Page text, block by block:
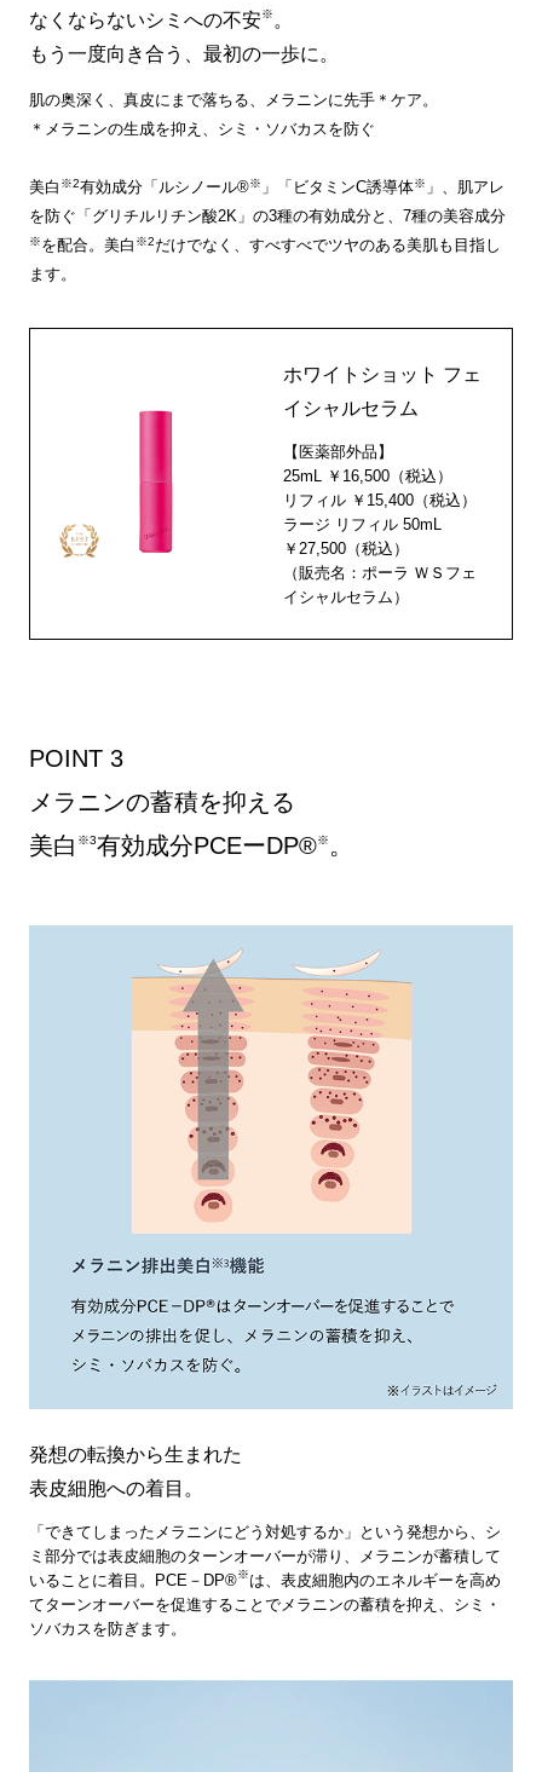
なくならないシミへの不安※ 。
もう一度向き合う、最初の一歩に。
肌の奥深く、真皮にまで落ちる、メラニンに先手＊ケア。
＊メラニンの生成を抑え、シミ・ソバカスを防ぐ
美白 ※2有効成分「ルシノール®※ 」「ビタミンC誘導体※ 」、肌アレ
を防ぐ「グリチルリチン酸2K」の3種の有効成分と、7種の美容成分
※を配合。美白 ※2だけでなく、すべすべでツヤのある美肌も目指し
ます。
ホワイトショット フェ
イシャルセラム
【医薬部外品】
25mL ￥16,500（税込）
リフィル ￥15,400（税込）
ラージ リフィル 50mL
￥27,500（税込）
（販売名：ポーラ ＷＳフェ
イシャルセラム）
POINT 3
メラニンの蓄積を抑える
美白 ※3有効成分PCEーDP®※ 。
発想の転換から生まれた
表皮細胞への着目。
「できてしまったメラニンにどう対処するか」という発想から、シ
ミ部分では表皮細胞のターンオーバーが滞り、メラニンが蓄積して
いることに着目。PCE－DP®※は、表皮細胞内のエネルギーを高め
てターンオーバーを促進することでメラニンの蓄積を抑え、シミ・
ソバカスを防ぎます。